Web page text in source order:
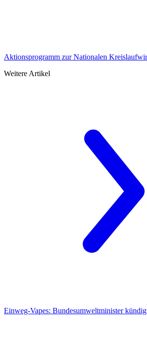
Aktionsprogramm zur Nationalen
Weitere Artikel
Einweg-Vapes: Bundesumweltminister